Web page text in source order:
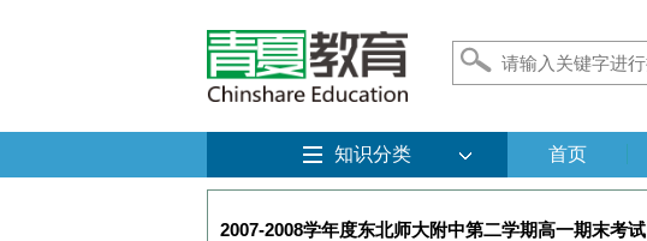
知识分类 首页
2007-2008学年度东北师大附中第二学期高一期末考试